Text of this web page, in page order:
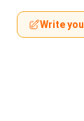
Write